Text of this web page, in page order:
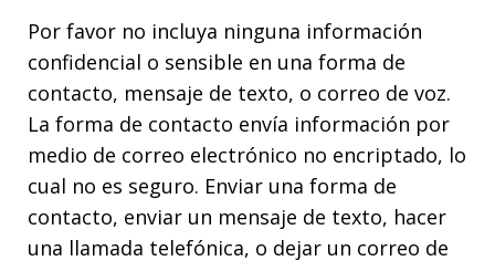
Por favor no incluya ninguna información
confidencial o sensible en una forma de
contacto, mensaje de texto, o correo de voz.
La forma de contacto envía información por
medio de correo electrónico no encriptado, lo
cual no es seguro. Enviar una forma de
contacto, enviar un mensaje de texto, hacer
una llamada telefónica, o dejar un correo de